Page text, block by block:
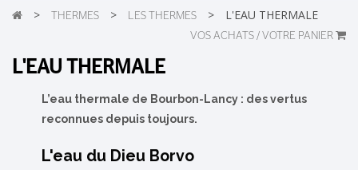
> THERMES > LES THERMES > L'EAU THERMALE
VOS ACHATS / VOTRE PANIER
L'EAU THERMALE
L’eau thermale de Bourbon-Lancy : des vertus
reconnues depuis toujours.
L'eau du Dieu Borvo